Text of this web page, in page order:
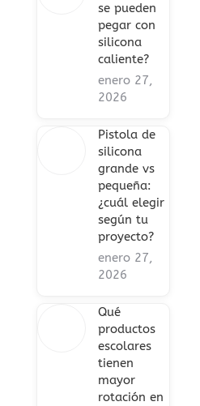
se pueden
pegar con
silicona
caliente?
enero 27,
2026
Pistola de
silicona
grande vs
pequeña:
¿cuál elegir
según tu
proyecto?
enero 27,
2026
Qué
productos
escolares
tienen
mayor
rotación en